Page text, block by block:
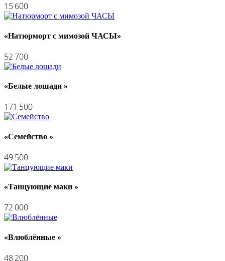
15 600
«Натюрморт с мимозой ЧАСЫ»
52 700
«Белые лошади »
171 500
«Семейство »
49 500
«Танцующие маки »
72 000
«Влюблённые »
48 200